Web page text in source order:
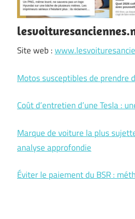
Site web :
Motos susceptibles de prendre
Coût d’entretien d’une Tesla :
Marque de voiture la plus
analyse approfondie
Éviter le paiement du BSR :